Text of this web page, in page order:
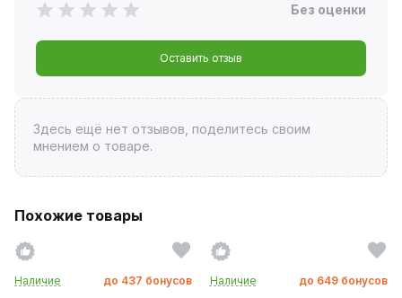
Без оценки
Оставить отзыв
Здесь ещё нет отзывов, поделитесь своим
мнением о товаре.
Похожие товары
Наличие до 437 бонусов
Наличие до 649 бонусов